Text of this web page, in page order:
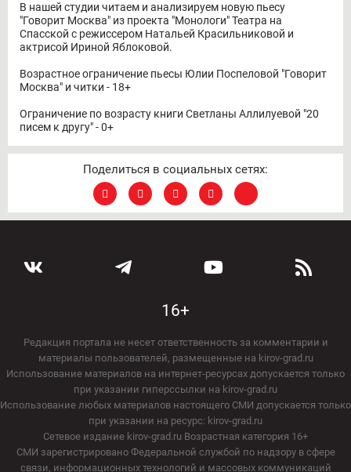
В нашей студии читаем и анализируем новую пьесу
"Говорит Москва" из проекта "Монологи" Театра на
Спасской с режиссером Натальей Красильниковой и
актрисой Ириной Яблоковой.
Возрастное ограничение пьесы Юлии Поспеловой "Говорит
Москва" и читки - 18+
Ограничение по возрасту книги Светланы Аллилуевой "20
писем к другу" - 0+
Поделиться в социальных сетях:
16+
Редакция портала не несет ответственность за комментарии и
материалы пользователей, размещенные на kirov-grad.ru
Использование материалов на интернет-ресурсах допускается только
при указании гиперссылки на kirov-grad.ru
Использование любых материалов настоящего СМИ допускается только
при указании на ресурс: kirov-grad.ru
Сетевое издание kirov-grad.ru Возрастная категория 16+
СМИ зарегистрировано Федеральной службой по надзору в сфере
связи, информационных технологий и массовых коммуникаций